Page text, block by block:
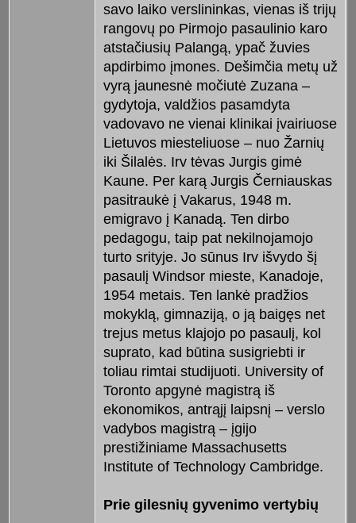
savo laiko verslininkas, vienas iš trijų
rangovų po Pirmojo pasaulinio karo
atstačiusių Palangą, ypač žuvies
apdirbimo įmones. Dešimčia metų už
vyrą jaunesnė močiutė Zuzana –
gydytoja, valdžios pasamdyta
vadovavo ne vienai klinikai įvairiuose
Lietuvos miesteliuose – nuo Žarnių
iki Šilalės. Irv tėvas Jurgis gimė
Kaune. Per karą Jurgis Černiauskas
pasitraukė į Vakarus, 1948 m.
emigravo į Kanadą. Ten dirbo
pedagogu, taip pat nekilnojamojo
turto srityje. Jo sūnus Irv išvydo šį
pasaulį Windsor mieste, Kanadoje,
1954 metais. Ten lankė pradžios
mokyklą, gimnaziją, o ją baigęs net
trejus metus klajojo po pasaulį, kol
suprato, kad būtina susigriebti ir
toliau rimtai studijuoti. University of
Toronto apgynė magistrą iš
ekonomikos, antrąjį laipsnį – verslo
vadybos magistrą – įgijo
prestižiniame Massachusetts
Institute of Technology Cambridge.
Prie gilesnių gyvenimo vertybių